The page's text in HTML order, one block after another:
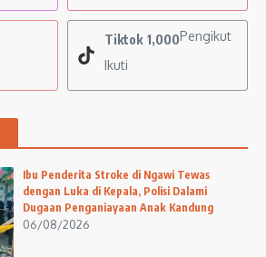
Tiktok 1,000Pengikut
Ikuti
Ibu Penderita Stroke di Ngawi Tewas
dengan Luka di Kepala, Polisi Dalami
Dugaan Penganiayaan Anak Kandung
06/08/2026